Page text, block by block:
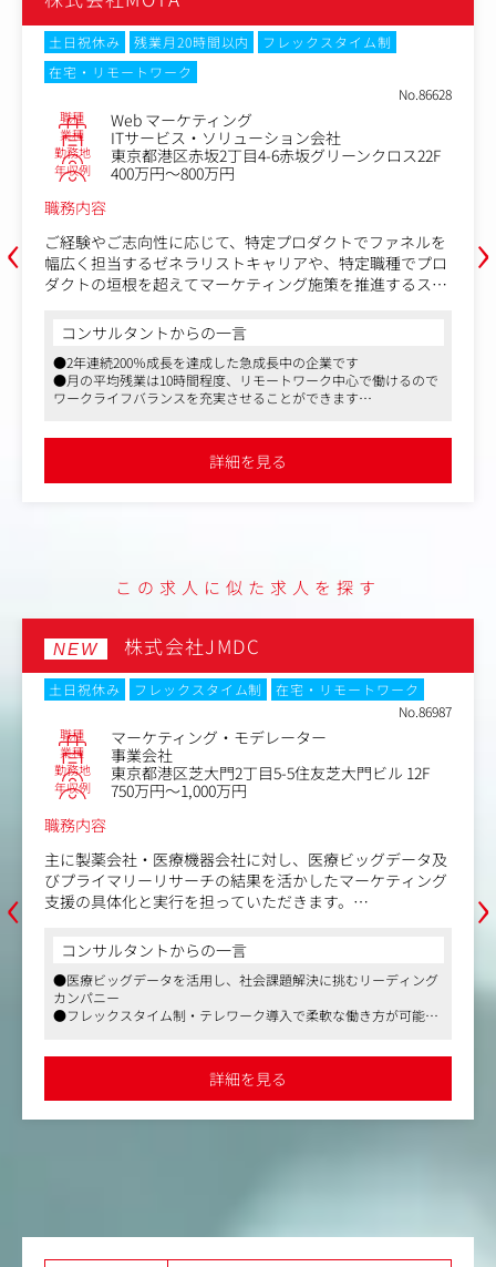
‹
土日祝休み 残業月20時間以内
フレックスタイム制
在宅・リモートワーク
No.86628
職種 Web マーケティング
業種 ITサービス・ソリューション会社
勤務地 東京都港区赤坂2丁目4-6赤坂グリーンクロス22F
年収例
400万円～800万円
職務内容
ご経験やご志向性に応じて、特定プロダクトでファネルを
幅広く担当するゼネラリストキャリアや、特定職種でプロ
ダクトの垣根を超えてマーケティング施策を推進するスペ
また、マネジメントポジションへのステップアップや、事
業成長を牽引する役割に挑戦する機会もございます。選考
を通じて、お任せするミッションは柔軟に検討いたしま
す。
・Webマーケティングアフィリエイト担当
・Webマーケティング広告プランナー運用担当
コンサルタントからの一言
●2年連続200％成長を達成した急成長中の企業です
●月の平均残業は10時間程度、リモートワーク中心で働けるので
ワークライフバランスを充実させることができます
詳細を見る
›
この求人に似た求人を探す
‹
NEW 株式会社JMDC
土日祝休み フレックスタイム制
在宅・リモートワーク
No.86987
職種 マーケティング・モデレーター
業種 事業会社
勤務地 東京都港区芝大門2丁目5-5住友芝大門ビル 12F
年収例
750万円～1,000万円
職務内容
主に製薬会社・医療機器会社に対し、医療ビッグデータ及
びプライマリーリサーチの結果を活かしたマーケティング
支援の具体化と実行を担っていただきます。
【具体的な業務内容】
・医師・患者を対象とした定性調査（インタビュー）の企
画設計・モデレーター
・リサーチ結果に基づくインサイト抽出および報告書作成
・医療ビッグデータ（レセプトデータ等）を活用した定性
・プロジェクトマネジメント
コンサルタントからの一言
●医療ビッグデータを活用し、社会課題解決に挑むリーディング
カンパニー
●フレックスタイム制・テレワーク導入で柔軟な働き方が可能
詳細を見る
›